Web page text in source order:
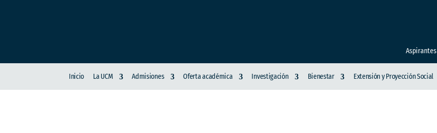
Aspirantes
Inicio La UCM Admisiones Oferta académica Investigación Bienestar Extensión y Proyección Social